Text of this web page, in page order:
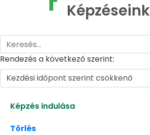
Képzéseink
Rendezés a következő szerint:
Kezdési időpont szerint csökkenő
Képzés indulása
Törlés